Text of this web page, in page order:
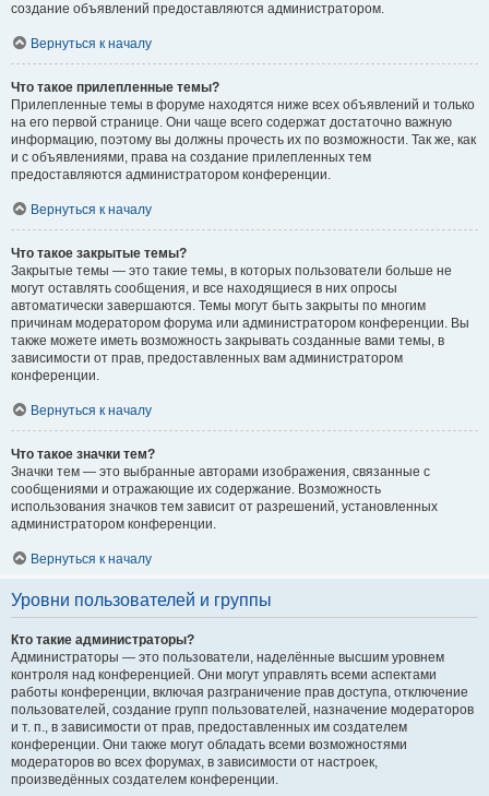
создание объявлений предоставляются администратором.
Вернуться к началу
Что такое прилепленные темы?
Прилепленные темы в форуме находятся ниже всех объявлений и только
на его первой странице. Они чаще всего содержат достаточно важную
информацию, поэтому вы должны прочесть их по возможности. Так же, как
и с объявлениями, права на создание прилепленных тем
предоставляются администратором конференции.
Вернуться к началу
Что такое закрытые темы?
Закрытые темы — это такие темы, в которых пользователи больше не
могут оставлять сообщения, и все находящиеся в них опросы
автоматически завершаются. Темы могут быть закрыты по многим
причинам модератором форума или администратором конференции. Вы
также можете иметь возможность закрывать созданные вами темы, в
зависимости от прав, предоставленных вам администратором
конференции.
Вернуться к началу
Что такое значки тем?
Значки тем — это выбранные авторами изображения, связанные с
сообщениями и отражающие их содержание. Возможность
использования значков тем зависит от разрешений, установленных
администратором конференции.
Вернуться к началу
Уровни пользователей и группы
Кто такие администраторы?
Администраторы — это пользователи, наделённые высшим уровнем
контроля над конференцией. Они могут управлять всеми аспектами
работы конференции, включая разграничение прав доступа, отключение
пользователей, создание групп пользователей, назначение модераторов
и т. п., в зависимости от прав, предоставленных им создателем
конференции. Они также могут обладать всеми возможностями
модераторов во всех форумах, в зависимости от настроек,
произведённых создателем конференции.